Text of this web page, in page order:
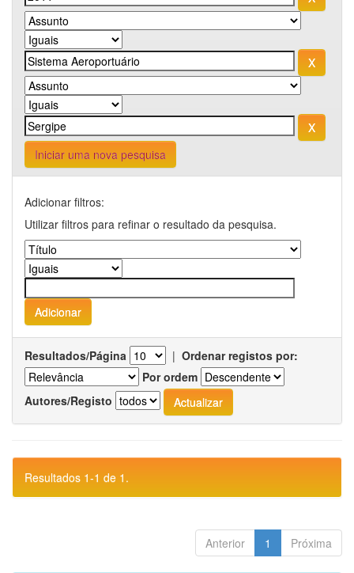
Iniciar uma nova pesquisa
Adicionar filtros:
Utilizar filtros para refinar o resultado da pesquisa.
Resultados/Página | Ordenar registos por:
Por ordem
Autores/Registo
Resultados 1-1 de 1.
Anterior 1 Próxima